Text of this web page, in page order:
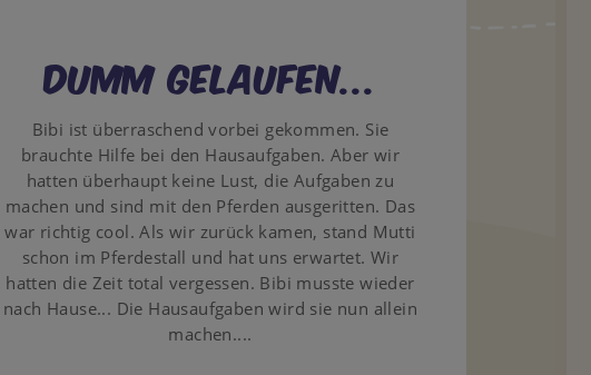
Dumm gelaufen...
Bibi ist überraschend vorbei gekommen. Sie
brauchte Hilfe bei den Hausaufgaben. Aber wir
hatten überhaupt keine Lust, die Aufgaben zu
machen und sind mit den Pferden ausgeritten. Das
war richtig cool. Als wir zurück kamen, stand Mutti
schon im Pferdestall und hat uns erwartet. Wir
hatten die Zeit total vergessen. Bibi musste wieder
nach Hause... Die Hausaufgaben wird sie nun allein
machen....